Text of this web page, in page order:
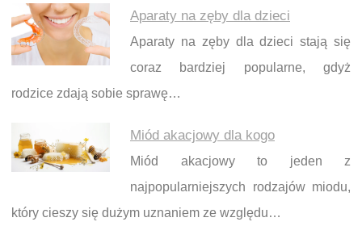
Aparaty na zęby dla dzieci
Aparaty na zęby dla dzieci stają się
coraz bardziej popularne, gdyż
rodzice zdają sobie sprawę…
Miód akacjowy dla kogo
Miód akacjowy to jeden z
najpopularniejszych rodzajów miodu,
który cieszy się dużym uznaniem ze względu…